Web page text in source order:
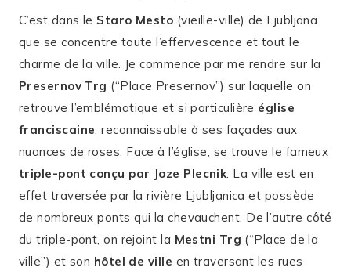
C’est dans le Staro Mesto (vieille-ville) de Ljubljana
que se concentre toute l’effervescence et tout le
charme de la ville. Je commence par me rendre sur la
Presernov Trg (“Place Presernov”) sur laquelle on
retrouve l’emblématique et si particulière église
franciscaine, reconnaissable à ses façades aux
nuances de roses. Face à l’église, se trouve le fameux
triple-pont conçu par Joze Plecnik. La ville est en
effet traversée par la rivière Ljubljanica et possède
de nombreux ponts qui la chevauchent. De l’autre côté
du triple-pont, on rejoint la Mestni Trg (“Place de la
ville”) et son hôtel de ville en traversant les rues